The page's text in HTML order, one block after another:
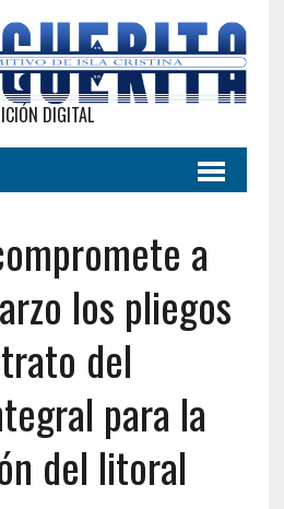
DIGITAL
a
los pliegos
del
para la
del litoral